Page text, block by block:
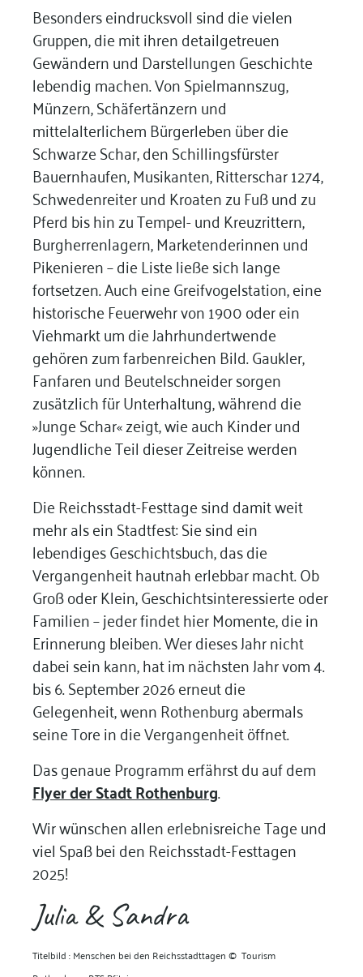
Besonders eindrucksvoll sind die vielen
Gruppen, die mit ihren detailgetreuen
Gewändern und Darstellungen Geschichte
lebendig machen. Von Spielmannszug,
Münzern, Schäfertänzern und
mittelalterlichem Bürgerleben über die
Schwarze Schar, den Schillingsfürster
Bauernhaufen, Musikanten, Ritterschar 1274,
Schwedenreiter und Kroaten zu Fuß und zu
Pferd bis hin zu Tempel- und Kreuzrittern,
Burgherrenlagern, Marketenderinnen und
Pikenieren – die Liste ließe sich lange
fortsetzen. Auch eine Greifvogelstation, eine
historische Feuerwehr von 1900 oder ein
Viehmarkt um die Jahrhundertwende
gehören zum farbenreichen Bild. Gaukler,
Fanfaren und Beutelschneider sorgen
zusätzlich für Unterhaltung, während die
»Junge Schar« zeigt, wie auch Kinder und
Jugendliche Teil dieser Zeitreise werden
können.
Die Reichsstadt-Festtage sind damit weit
mehr als ein Stadtfest: Sie sind ein
lebendiges Geschichtsbuch, das die
Vergangenheit hautnah erlebbar macht. Ob
Groß oder Klein, Geschichtsinteressierte oder
Familien – jeder findet hier Momente, die in
Erinnerung bleiben. Wer dieses Jahr nicht
dabei sein kann, hat im nächsten Jahr vom 4.
bis 6. September 2026 erneut die
Gelegenheit, wenn Rothenburg abermals
seine Tore in die Vergangenheit öffnet.
Das genaue Programm erfährst du auf dem
Flyer der Stadt Rothenburg.
Wir wünschen allen erlebnisreiche Tage und
viel Spaß bei den Reichsstadt-Festtagen
2025!
Julia & Sandra
Titelbild : Menschen bei den Reichsstadttagen© Tourism